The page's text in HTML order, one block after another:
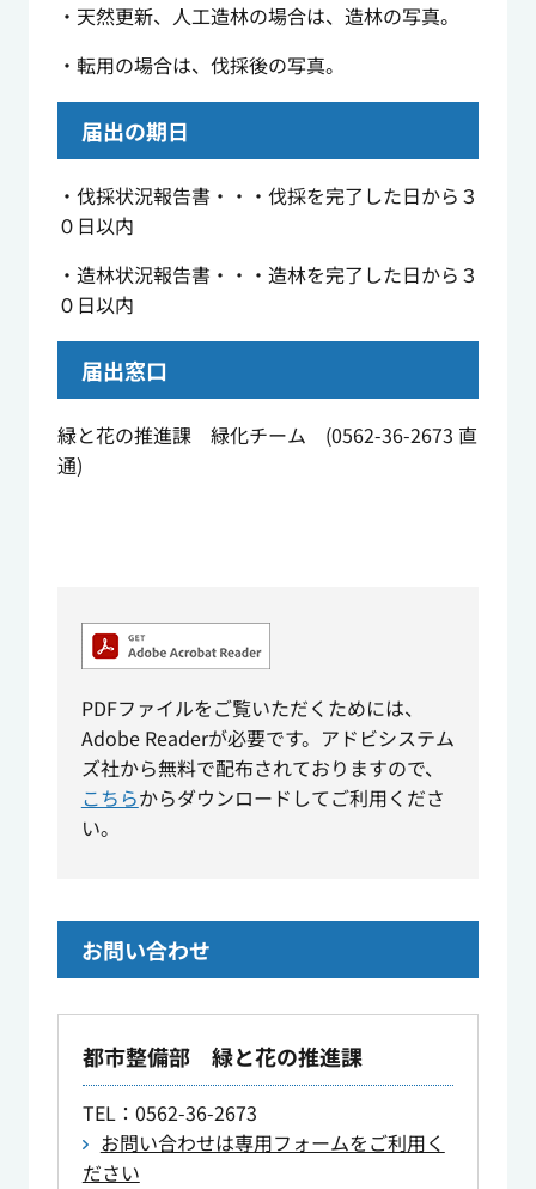
・天然更新、人工造林の場合は、造林の写真。
・転用の場合は、伐採後の写真。
届出の期日
・伐採状況報告書・・・伐採を完了した日から３
０日以内
・造林状況報告書・・・造林を完了した日から３
０日以内
届出窓口
緑と花の推進課 緑化チーム (0562-36-2673 直
通)
PDFファイルをご覧いただくためには、
Adobe Readerが必要です。アドビシステム
ズ社から無料で配布されておりますので、
こちらからダウンロードしてご利用くださ
い。
お問い合わせ
都市整備部 緑と花の推進課
TEL：0562-36-2673
お問い合わせは専用フォームをご利用く
ださい